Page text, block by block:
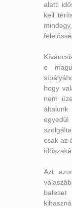
alatti
kell
e
hogy
nem
csak az
Azt